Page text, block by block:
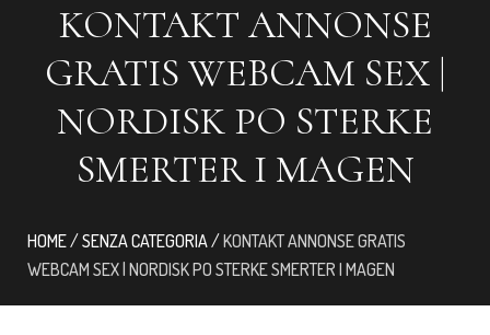
KONTAKT ANNONSE
GRATIS WEBCAM SEX |
NORDISK PO STERKE
SMERTER I MAGEN
HOME/SENZA CATEGORIA/KONTAKT ANNONSE GRATIS
WEBCAM SEX | NORDISK PO STERKE SMERTER I MAGEN